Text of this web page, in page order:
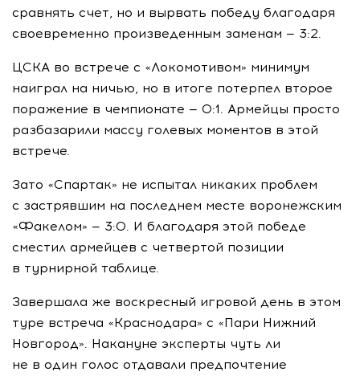
сравнять счет, но и вырвать победу благодаря
своевременно произведенным заменам — 3:2.
ЦСКА во встрече с «Локомотивом» минимум
наиграл на ничью, но в итоге потерпел второе
поражение в чемпионате — 0:1. Армейцы просто
разбазарили массу голевых моментов в этой
встрече.
Зато «Спартак» не испытал никаких проблем
с застрявшим на последнем месте воронежским
«Факелом» — 3:0. И благодаря этой победе
сместил армейцев с четвертой позиции
в турнирной таблице.
Завершала же воскресный игровой день в этом
туре встреча «Краснодара» с «Пари Нижний
Новгород». Накануне эксперты чуть ли
не в один голос отдавали предпочтение